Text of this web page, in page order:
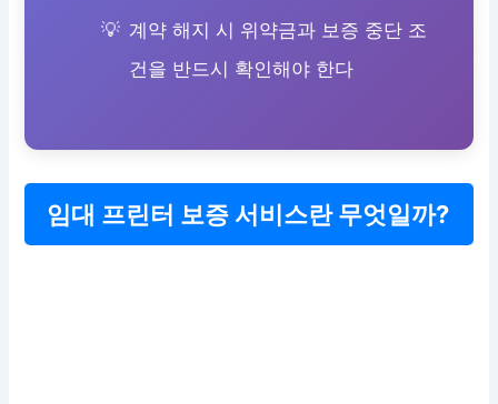
계약 해지 시 위약금과 보증 중단 조
건을 반드시 확인해야 한다
임대 프린터 보증 서비스란 무엇일까?